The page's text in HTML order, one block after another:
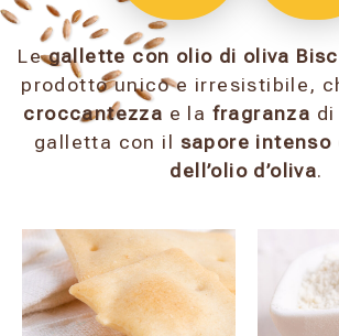
Legallette con olio di oliva
prodotto unico e irresistibile,
croccantezza e la fragranza
galletta con il sapore intenso
dell’olio d’oliva.